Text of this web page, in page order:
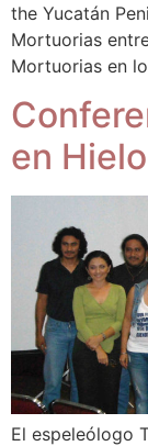
the Yucatán
Mortuorias
Mortuorias en
en
El espeleólogo